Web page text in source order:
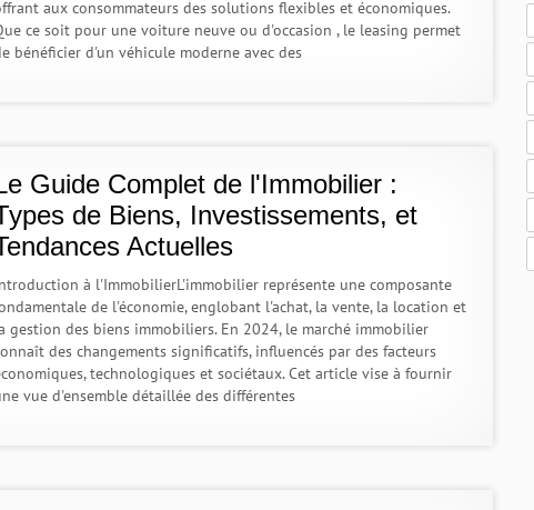
aux consommateurs des solutions flexibles et économiques.
ce soit pour une voiture neuve ou d'occasion , le leasing permet
bénéficier d'un véhicule moderne avec des
Guide Complet de l'Immobilier :
de Biens, Investissements, et
Actuelles
à l'ImmobilierL'immobilier représente une composante
de l'économie, englobant l'achat, la vente, la location et
gestion des biens immobiliers. En 2024, le marché immobilier
des changements significatifs, influencés par des facteurs
technologiques et sociétaux. Cet article vise à fournir
vue d'ensemble détaillée des différentes